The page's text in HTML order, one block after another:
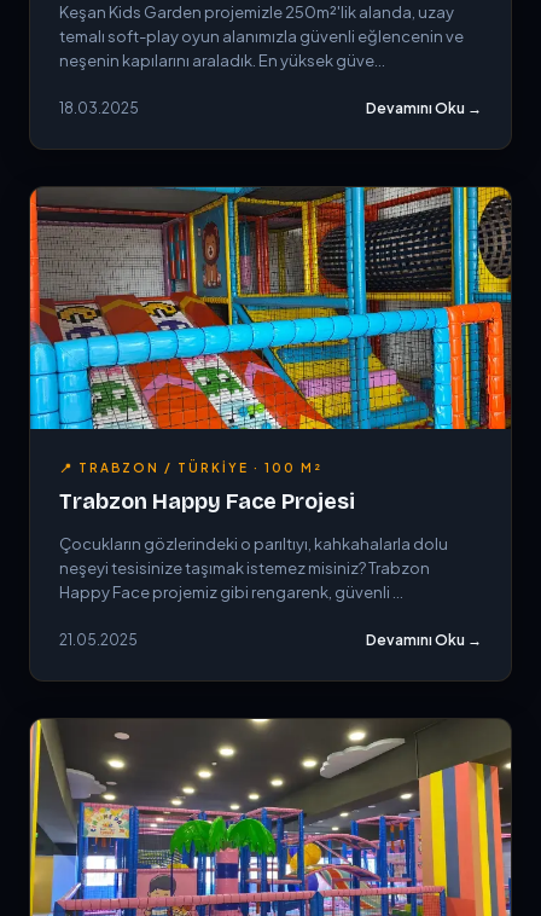
Keşan Kids Garden projemizle 250m²'lik alanda, uzay
temalı soft-play oyun alanımızla güvenli eğlencenin ve
neşenin kapılarını araladık. En yüksek güve...
18.03.2025 Devamını Oku →
📍 TRABZON / TÜRKIYE · 100 M²
Trabzon Happy Face Projesi
Çocukların gözlerindeki o parıltıyı, kahkahalarla dolu
neşeyi tesisinize taşımak istemez misiniz? Trabzon
Happy Face projemiz gibi rengarenk, güvenli ...
21.05.2025 Devamını Oku →